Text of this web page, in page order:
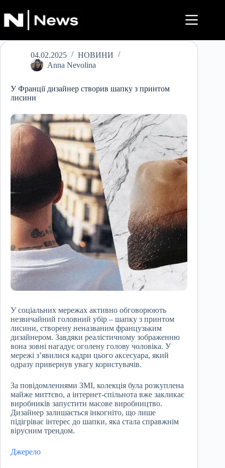
до
вмісту
04.02.2025
НОВИНИ
Anna Nevolina
У Франції дизайнер створив шапку з принтом
лисини
У соціальних мережах активно обговорюють
незвичайний головний убір – шапку з принтом
лисини, створену неназваним французьким
дизайнером. Завдяки реалістичному зображенню
вона зовні нагадує оголену голову чоловіка. У
мережі з’явилися кадри цього аксесуара, який
одразу привернув увагу користувачів.
За повідомленнями ЗМІ, колекція була розкуплена
майже миттєво, а інтернет-спільнота вже закликає
виробників запустити масове виробництво.
Дизайнер залишається інкогніто, що лише
підігріває інтерес до шапки, яка стала справжнім
вірусним трендом.
Джерело